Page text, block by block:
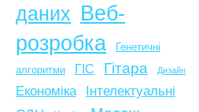
даних Веб-
розробка
Генетичні
алгоритми
ГІС Гітара Дизайн
Економіка
Інтелектуальні